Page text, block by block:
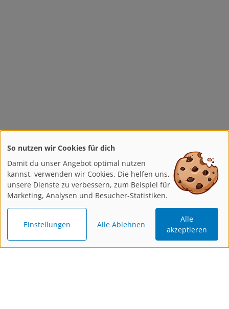
So nutzen wir Cookies für dich
Damit du unser Angebot optimal nutzen
kannst, verwenden wir Cookies. Die helfen uns,
unsere Dienste zu verbessern, zum Beispiel für
Marketing, Analysen und Besucher-Statistiken.
Einstellungen Alle Ablehnen
Alle
akzeptieren